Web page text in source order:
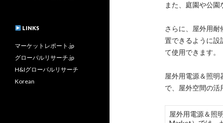
また、庭園や公
さらに、屋外用耐
置できるように設
て使用できます。
屋外用電源＆照明
で、屋外空間の活
屋外用電源＆照
LINKS
マーケットレポート.jp
グローバルリサーチ.jp
H&Iグローバルリサーチ
Korean